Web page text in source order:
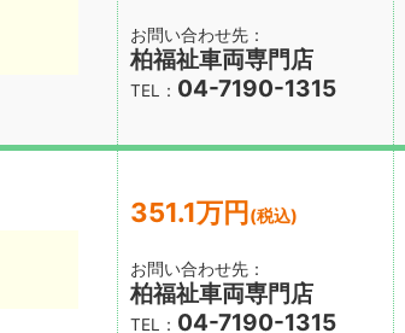
お問い合わせ先：
柏福祉車両専門店
TEL： 04-7190-1315
351.1万円(税込)
お問い合わせ先：
柏福祉車両専門店
TEL： 04-7190-1315